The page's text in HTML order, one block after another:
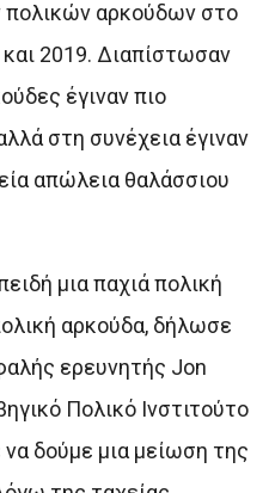
πολικών αρκούδων στο
2019. Διαπίστωσαν
έγιναν πιο
στη συνέχεια έγιναν
απώλεια θαλάσσιου
μια παχιά πολική
αρκούδα, δήλωσε
ερευνητής Jon
Πολικό Ινστιτούτο
δούμε μια μείωση της